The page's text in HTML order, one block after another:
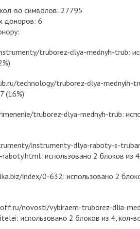
во символов: 27795
доноров: 6
truborez-dlya-mednyh-trub:
technology/truborez-dlya-mednyih-
(16%)
truborez-dlya-mednyh-trub:
instrumenty-dlya-raboty-s-
использовано 2 блоков из
index/0-632: использовано 2
novosti/vybiraem-truborez-dlia-
использовано 2 блоков из 4, кол-